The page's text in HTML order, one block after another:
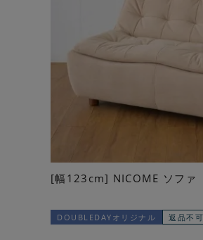
[幅123cm] NICOME ソファ
DOUBLEDAYオリジナル
返品不可